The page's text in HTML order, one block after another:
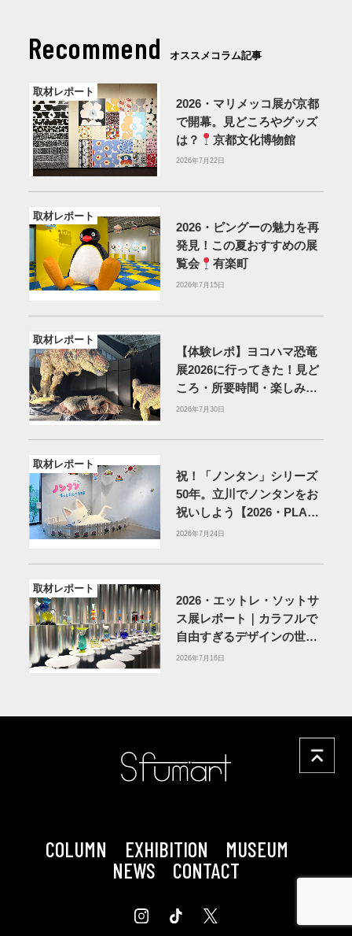
Recommend オススメコラム記事
取材レポート
2026・マリメッコ展が京都
で開幕。見どころやグッズ
は？
京都文化博物館
2026年7月22日
取材レポート
2026・ピングーの魅力を再
発見！この夏おすすめの展
覧会
有楽町
2026年7月15日
取材レポート
【体験レポ】ヨコハマ恐竜
展2026に行ってきた！見ど
ころ・所要時間・楽しみ方
を紹介
2026年7月30日
取材レポート
祝！「ノンタン」シリーズ
50年。立川でノンタンをお
祝いしよう【2026・PLAY!
MUSEUM】
2026年7月24日
取材レポート
2026・エットレ・ソットサ
ス展レポート｜カラフルで
自由すぎるデザインの世界
を体験
2026年7月16日
COLUMN EXHIBITION
MUSEUM
NEWS
CONTACT